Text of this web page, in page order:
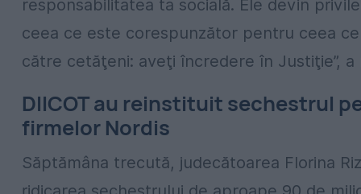
responsabilitatea ta socială. Ele devin
ceea ce este corespunzător pentru ceea
către cetăţeni: aveţi încredere în Justiţie”, a
DIICOT au reinstituit sechestrul
firmelor Nordis
Săptămâna trecută, judecătoarea Florina